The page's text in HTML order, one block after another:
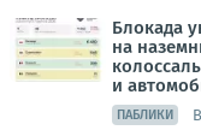
Блокада
на
и
ПАБЛИКИ